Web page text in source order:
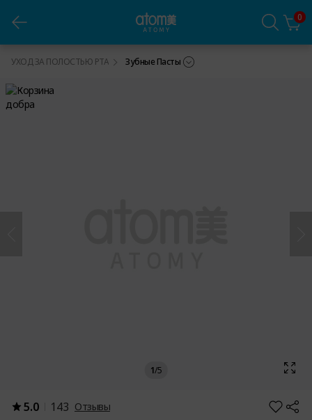
0
УХОД ЗА ПОЛОСТЬЮ РТА Зубные Пасты
Атоми Зубная Паста Набор 5 шт
1/5
5.0 143 Отзывы